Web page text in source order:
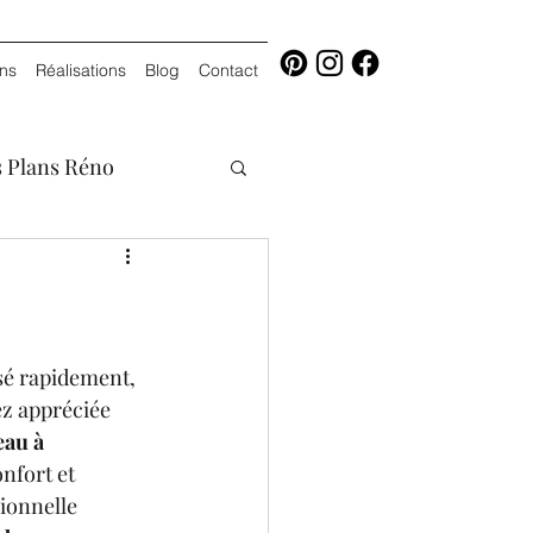
Réalisations Blog Contact
Plans Réno
rapidement,
appréciée
à
et